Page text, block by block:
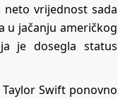
vrijednost sada
u jačanju američkog
je dosegla status
Swift ponovno